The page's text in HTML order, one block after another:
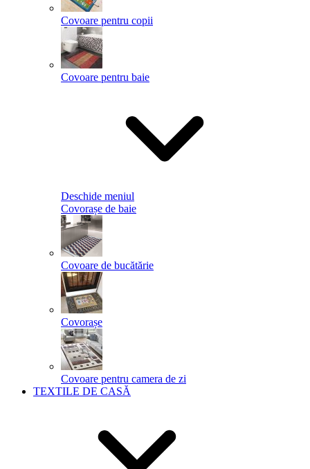
Covoare pentru copii
Covoare pentru baie
Deschide meniul
Covorașe de baie
Covoare de bucătărie
Covorașe
Covoare pentru camera de zi
TEXTILE DE CASĂ